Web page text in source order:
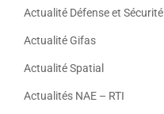
Actualité Défense et Sécurité
Actualité Gifas
Actualité Spatial
Actualités NAE – RTI